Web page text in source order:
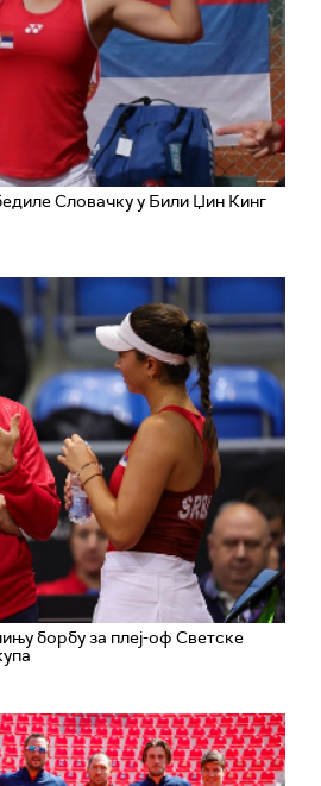
Словачку у Били Џин Кинг
борбу за плеј-оф Светске